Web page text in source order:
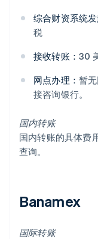
综合财资系统发
税
接收转账： 30
网点办理： 暂
接咨询银行。
国内转账
国内转账的具体费
查询。
Banamex
国际转账